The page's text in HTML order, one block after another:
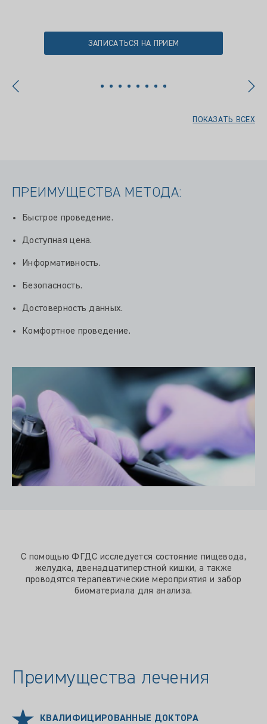
ЗАПИСАТЬСЯ НА ПРИЕМ
ПОКАЗАТЬ ВСЕХ
ПРЕИМУЩЕСТВА МЕТОДА:
Быстрое проведение.
Доступная цена.
Информативность.
Безопасность.
Достоверность данных.
Комфортное проведение.
С помощью ФГДС исследуется состояние пищевода,
желудка, двенадцатиперстной кишки, а также
проводятся терапевтические мероприятия и забор
биоматериала для анализа.
Преимущества лечения
КВАЛИФИЦИРОВАННЫЕ ДОКТОРА